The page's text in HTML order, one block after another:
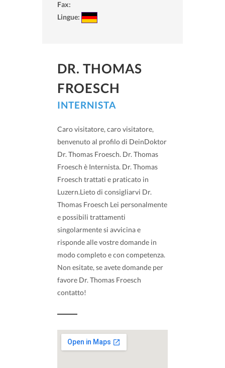
Fax:
Lingue:
DR. THOMAS
FROESCH
INTERNISTA
Caro visitatore, caro visitatore,
benvenuto al profilo di DeinDoktor
Dr. Thomas Froesch. Dr. Thomas
Froesch è Internista. Dr. Thomas
Froesch trattati e praticato in
Luzern.Lieto di consigliarvi Dr.
Thomas Froesch Lei personalmente
e possibili trattamenti
singolarmente si avvicina e
risponde alle vostre domande in
modo completo e con competenza.
Non esitate, se avete domande per
favore Dr. Thomas Froesch
contatto!